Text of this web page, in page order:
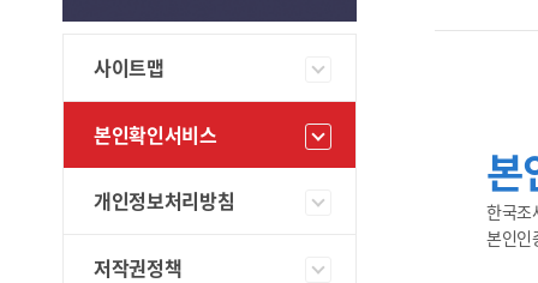
사이트맵
본인확인서비스
개인정보처리방침
저작권정책
본
한국조
본인인